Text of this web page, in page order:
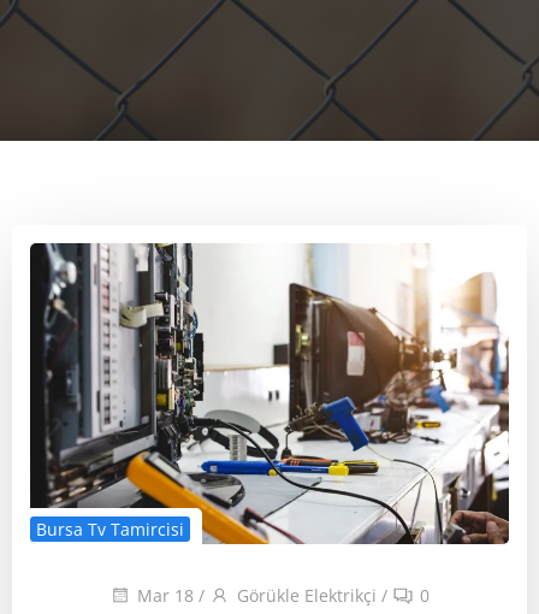
Bursa Tv Tamircisi
Mar 18 / Görükle Elektrikçi / 0